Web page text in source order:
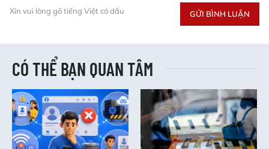
Xin vui lòng gõ tiếng Việt có dấu GỬI BÌNH LUẬN
CÓ THỂ BẠN QUAN TÂM